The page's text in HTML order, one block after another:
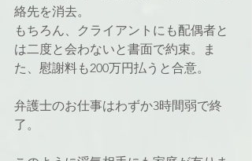
絡先を消去。
もちろん、クライアントにも配偶者と
は二度と会わないと書面で約束。ま
た、慰謝料も200万円払うと合意。
弁護士のお仕事はわずか3時間弱で終
了。